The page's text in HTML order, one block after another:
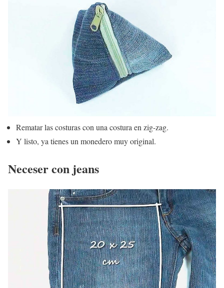
Rematar las costuras con una costura en zig-zag.
Y listo, ya tienes un monedero muy original.
Neceser con jeans